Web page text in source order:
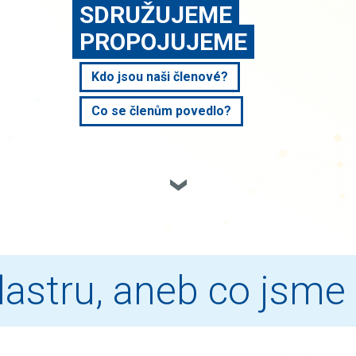
SDRUŽUJEME
PROPOJUJEME
Kdo jsou naši členové?
Co se členům povedlo?
aneb co jsme